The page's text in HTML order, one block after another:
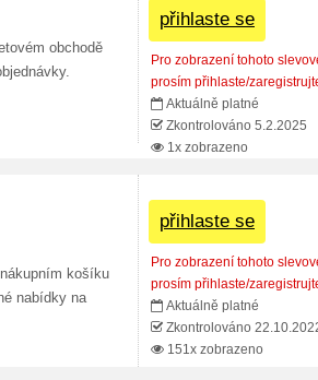
obchodě
přihlaste se
Pro zobrazení tohoto
prosím přihlaste/
Aktuálně platné
Zkontrolováno 5.2.2025
1x zobrazeno
košíku
nabídky na
přihlaste se
Pro zobrazení tohoto
prosím přihlaste/
Aktuálně platné
Zkontrolováno
151x zobrazeno